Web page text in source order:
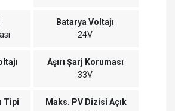
Batarya Voltajı
24V
Aşırı Şarj Koruması
33V
Tipi
Maks. PV Dizisi Açık